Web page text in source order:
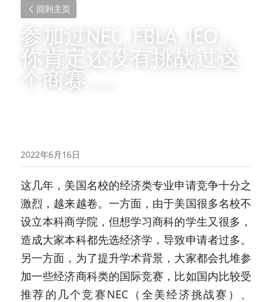
回到主页
参加过NEC, FBLA, IEO…
你肯定还没有挑战过这
个商赛……
2022年6月16日
这几年，美国名校的经济类专业申请竞争十分之
激烈，越来越卷。一方面，由于美国很多名校不
设立本科商学院，但想学习商科的学生又很多，
造成大家本科都先选经济学，导致申请者过多。
另一方面，为了提升学术背景，大家都会扎堆参
加一些经济商科类的国际竞赛，比如国内比较受
推荐的几个竞赛NEC（全美经济挑战赛）、